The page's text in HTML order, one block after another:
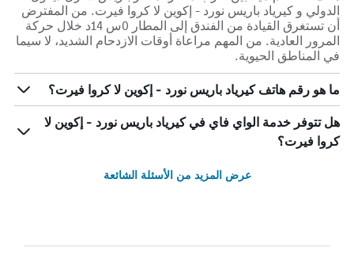
الدولي و كيرياد باريس نورد - إكوين لا كروا فيرت. من المفترض
أن تستغرق القيادة من الفندق إلى المطار 0س 14د خلال حركة
المرور العادية. من المهم مراعاة أوقات الازدحام الشديد، لا سيما
في المناطق الحيوية.
ما هو رقم هاتف كيرياد باريس نورد - إكوين لا كروا فيرت؟
هل تتوفر خدمة الواي فاي في كيرياد باريس نورد - إكوين لا
كروا فيرت؟
عرض المزيد من الأسئلة الشائعة